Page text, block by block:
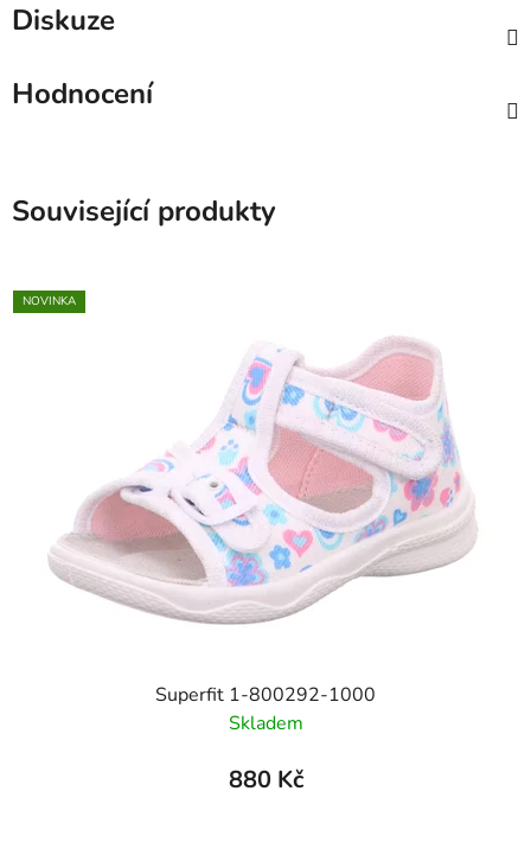
Diskuze
Hodnocení
Související produkty
NOVINKA
Superfit 1-800292-1000
Skladem
880 Kč